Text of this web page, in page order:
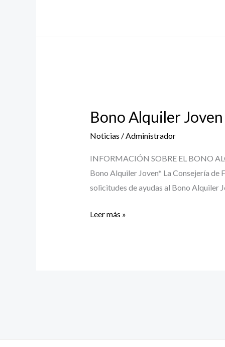
Bono Alquiler
Noticias /Administrador
INFORMACIÓN SOBRE EL BONO
Bono Alquiler Joven* La Consejería
solicitudes de ayudas al Bono Alquiler
Joven
2026
Leer más »